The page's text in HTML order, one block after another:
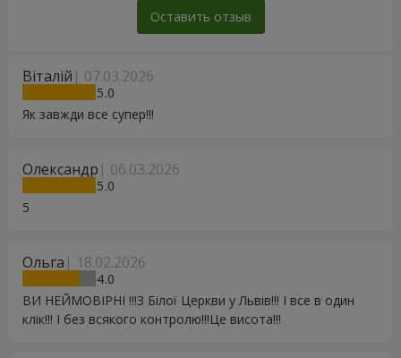
Віталій 07.03.2026
5
Як завжди все супер!!!
Олександр 06.03.2026
5
5
Ольга 18.02.2026
4
ВИ НЕЙМОВІРНІ !!!З Білої Церкви у Львів!!! І все в один
клік!!! І без всякого контролю!!!Це висота!!!
Оставить отзыв